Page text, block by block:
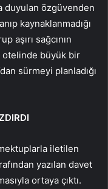
duyulan özgüvenden
kaynaklanmadığı
aşırı sağcının
otelinde büyük bir
sürmeyi planladığı
iletilen
yazılan davet
ortaya çıktı.